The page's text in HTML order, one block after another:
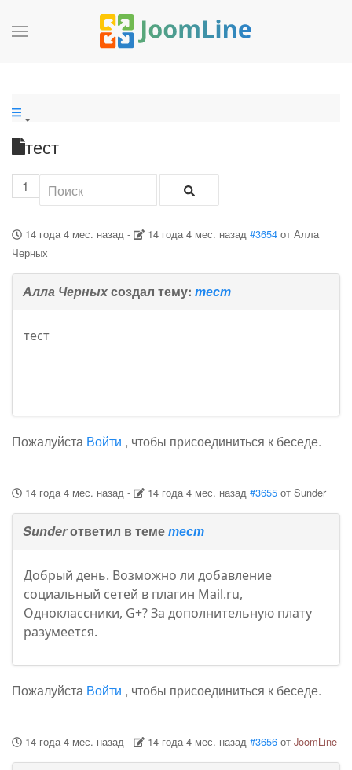
тест
1
14 года 4 мес. назад- 14 года 4 мес. назад #3654 отАлла
Черных
Алла Черныхсоздал тему: тест
тест
Пожалуйста Войти , чтобы присоединиться к беседе.
14 года 4 мес. назад- 14 года 4 мес. назад #3655 отSunder
Sunderответил в теметест
Добрый день. Возможно ли добавление
социальный сетей в плагин Mail.ru,
Одноклассники, G+? За дополнительную плату
разумеется.
Пожалуйста Войти , чтобы присоединиться к беседе.
14 года 4 мес. назад- 14 года 4 мес. назад #3656 отJoomLine